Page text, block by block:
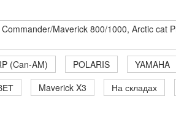
Maverick 800/1000, Arctic cat
(Can-AM) POLARIS YAMAHA
Maverick X3 На складах